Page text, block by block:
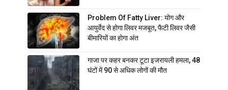
Problem Of Fatty Liver: योग और
आयुर्वेद से होगा लिवर मजबूत, फैटी लिवर जैसी
बीमारियों का होगा अंत
गाजा पर कहर बनकर टूटा इजरायली हमला, 48
घंटों में 90 से अधिक लोगों की मौत